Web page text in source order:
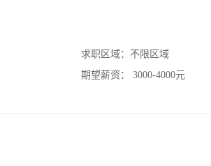
求职区域： 不限区域
期望薪资：
3000-4000元